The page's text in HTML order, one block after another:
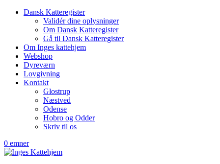
Dansk Katteregister
Validér dine oplysninger
Om Dansk Katteregister
Gå til Dansk Katteregister
Om Inges kattehjem
Webshop
Dyreværn
Lovgivning
Kontakt
Glostrup
Næstved
Odense
Hobro og Odder
Skriv til os
0 emner